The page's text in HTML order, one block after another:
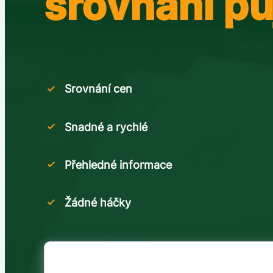
Srovnání cen
Snadné a rychlé
Přehledné informace
Žádné háčky